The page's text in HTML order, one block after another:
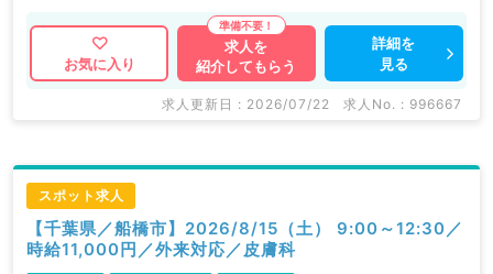
お気に入り
求人を
紹介してもらう
詳細を
見る
求人更新日 : 2026/07/22 求人No. : 996667
スポット求人
【千葉県／船橋市】2026/8/15（土） 9:00～12:30／
時給11,000円／外来対応／皮膚科